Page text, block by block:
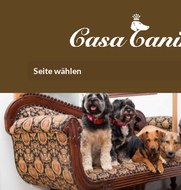
Seite wählen